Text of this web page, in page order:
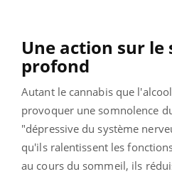
Une action sur le
profond
Autant le cannabis que
provoquer une somnolence
"dépressive du système
qu'ils ralentissent les
au cours du sommeil, ils